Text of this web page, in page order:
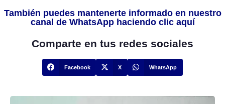
También puedes mantenerte informado en nuestro
canal de WhatsApp haciendo clic aquí
Comparte en tus redes sociales
Facebook X WhatsApp